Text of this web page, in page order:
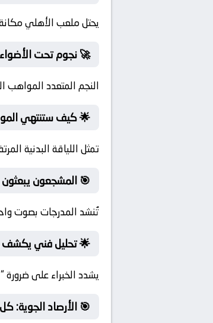
يحتل ملعب الأهلي
🚀 نجوم تحت
النجم المتعدد المواهب
🌟 كيف ستنتهي
تمثل اللياقة البدنية
🎯 المشجعون يبعثون
تُنشد المدرجات بصوت
🌟 تحليل فني يكشف
يشدد الخبراء على
🎯 الأرصاد الجوية: